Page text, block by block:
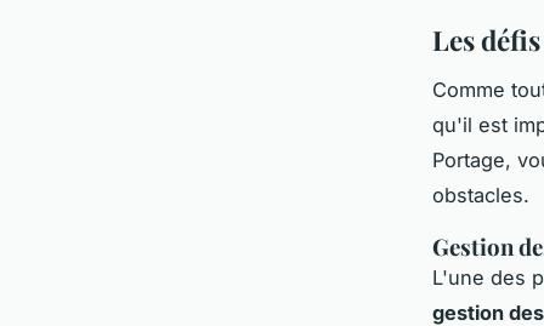
Les
Comme
qu'il est
Portage,
obstacles.
Gestion
L'une des
gestion